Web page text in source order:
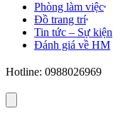
Phòng làm việc
Đồ trang trí
Tin tức – Sự kiện
Đánh giá về HM
Hotline: 0988026969